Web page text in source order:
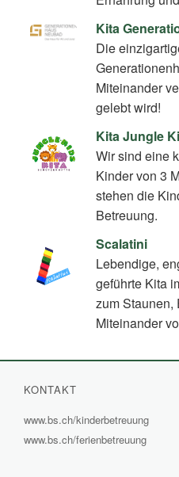
Kita
Die
Miteinander
gelebt wird!
Kita Jungle
Wir sind eine
Kinder von 3
stehen die
Betreuung.
Scalatini
Lebendige,
geführte Kita
zum Staunen,
Miteinander
KONTAKT
www.bs.ch/kinderbetreuung
www.bs.ch/ferienbetreuung